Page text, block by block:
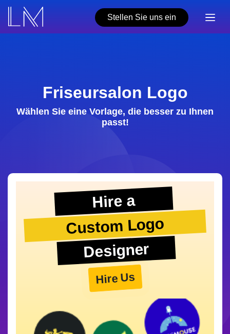
Stellen Sie uns ein
Friseursalon Logo
Wählen Sie eine Vorlage, die besser zu Ihnen
passt!
Hire a
Custom Logo
Designer
Hire Us